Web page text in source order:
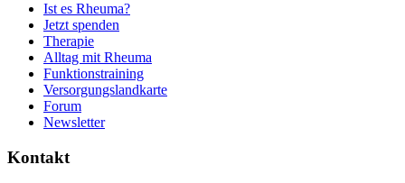
Ist es Rheuma?
Jetzt spenden
Therapie
Alltag mit Rheuma
Funktionstraining
Versorgungslandkarte
Forum
Newsletter
Kontakt